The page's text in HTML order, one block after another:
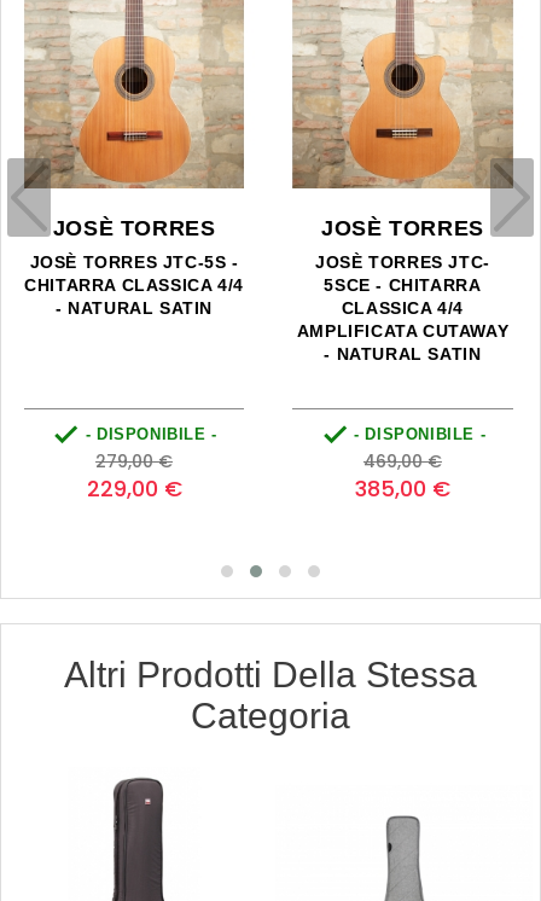
JOSÈ TORRES
JOSÈ TORRES JTC-5S -
CHITARRA CLASSICA 4/4
- NATURAL SATIN
 - DISPONIBILE -
Prezzo
base
279,00 €Prezzo
229,00 €
JOSÈ TORRES
JOSÈ TORRES JTC-
5SCE - CHITARRA
CLASSICA 4/4
AMPLIFICATA CUTAWAY
- NATURAL SATIN
 - DISPONIBILE -
Prezzo
base
469,00 €Prezzo
385,00 €
Altri Prodotti Della Stessa
Categoria